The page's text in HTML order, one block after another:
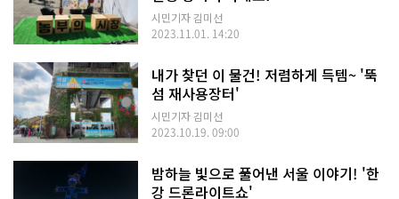
시민기자 김미선
2023.11.01. 14:20
내가 찾던 이 물건! 저렴하게 득템~ '뚝
섬 재사용장터'
시민기자 김미선
2023.10.19. 09:00
밤하늘 빛으로 풀어낸 서울 이야기! '한
강 드론라이트쇼'